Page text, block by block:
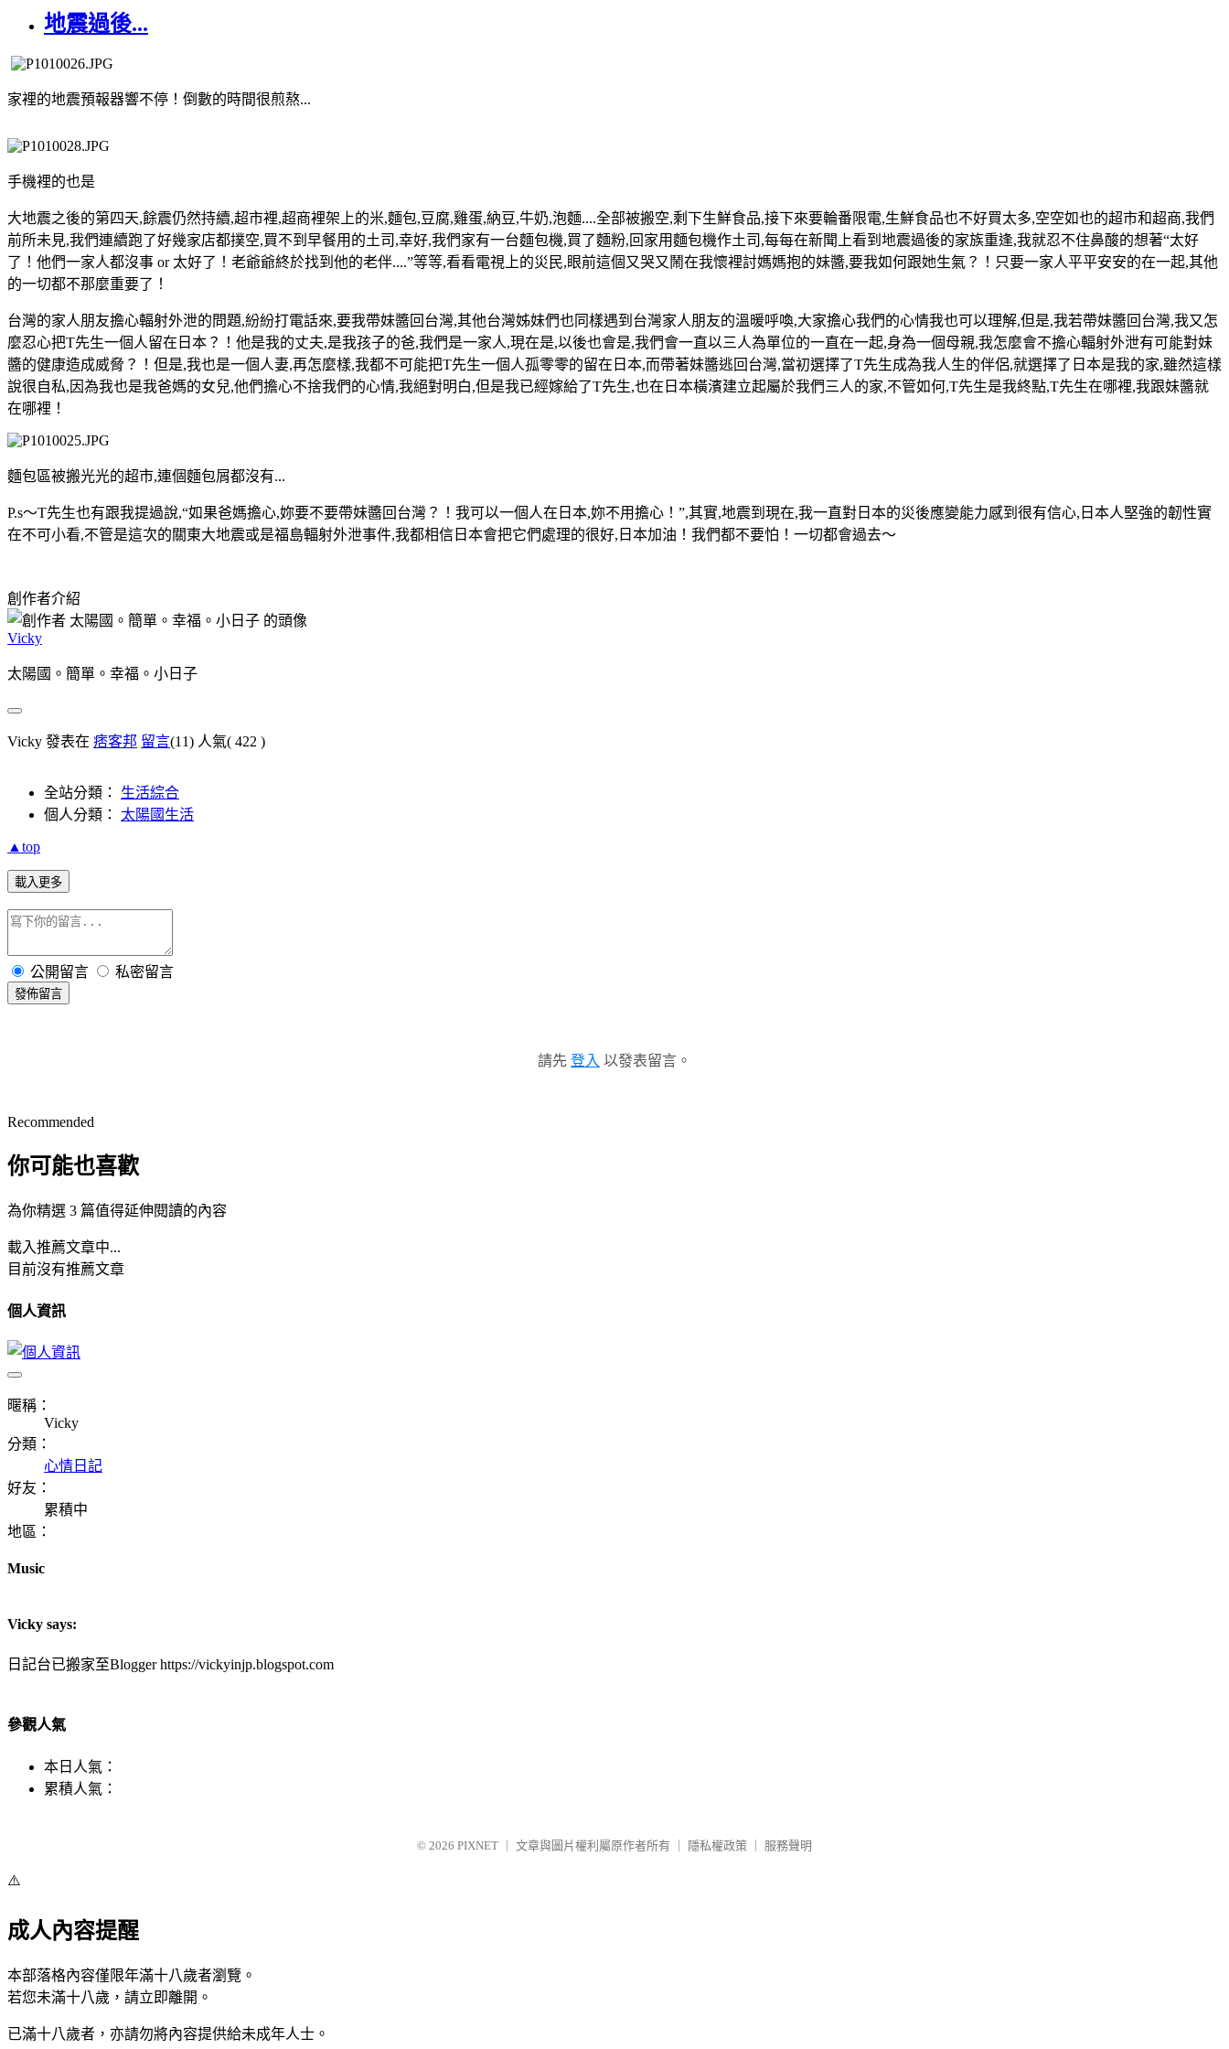
地震過後...
家裡的地震預報器響不停！倒數的時間很煎熬...
手機裡的也是
大地震之後的第四天,餘震仍然持續,超市裡,超商裡架上的米,麵包,豆腐,雞蛋,納豆,牛奶,泡麵....全部被搬空,剩下生鮮食品,接下來要輪番限電,生鮮食品也不好買太多,空空如也的超市和超商,我們
前所未見,我們連續跑了好幾家店都撲空,買不到早餐用的土司,幸好,我們家有一台麵包機,買了麵粉,回家用麵包機作土司,每每在新聞上看到地震過後的家族重逢,我就忍不住鼻酸的想著“太好
了！他們一家人都沒事 or 太好了！老爺爺終於找到他的老伴....”等等,看看電視上的災民,眼前這個又哭又鬧在我懷裡討媽媽抱的妹醬,要我如何跟她生氣？！只要一家人平平安安的在一起,其他
的一切都不那麼重要了！
台灣的家人朋友擔心輻射外泄的問題,紛紛打電話來,要我帶妹醬回台灣,其他台灣姊妹們也同樣遇到台灣家人朋友的溫暖呼喚,大家擔心我們的心情我也可以理解,但是,我若帶妹醬回台灣,我又怎
麼忍心把T先生一個人留在日本？！他是我的丈夫,是我孩子的爸,我們是一家人,現在是,以後也會是,我們會一直以三人為單位的一直在一起,身為一個母親,我怎麼會不擔心輻射外泄有可能對妹
醬的健康造成威脅？！但是,我也是一個人妻,再怎麼樣,我都不可能把T先生一個人孤零零的留在日本,而帶著妹醬逃回台灣,當初選擇了T先生成為我人生的伴侶,就選擇了日本是我的家,雖然這樣
說很自私,因為我也是我爸媽的女兒,他們擔心不捨我們的心情,我絕對明白,但是我已經嫁給了T先生,也在日本橫濱建立起屬於我們三人的家,不管如何,T先生是我終點,T先生在哪裡,我跟妹醬就
在哪裡！
麵包區被搬光光的超市,連個麵包屑都沒有...
P.s～T先生也有跟我提過說,“如果爸媽擔心,妳要不要帶妹醬回台灣？！我可以一個人在日本,妳不用擔心！”,其實,地震到現在,我一直對日本的災後應變能力感到很有信心,日本人堅強的韌性實
在不可小看,不管是這次的關東大地震或是福島輻射外泄事件,我都相信日本會把它們處理的很好,日本加油！我們都不要怕！一切都會過去～
創作者介紹
Vicky
太陽國。簡單。幸福。小日子
Vicky 發表在 痞客邦 留言(11) 人氣( 422 )
全站分類： 生活綜合
個人分類： 太陽國生活
▲top
載入更多
公開留言 私密留言
發佈留言
請先 登入 以發表留言。
Recommended
你可能也喜歡
為你精選 3 篇值得延伸閱讀的內容
載入推薦文章中...
目前沒有推薦文章
個人資訊
暱稱：
Vicky
分類：
心情日記
好友：
累積中
地區：
Music
Vicky says:
日記台已搬家至Blogger https://vickyinjp.blogspot.com
參觀人氣
本日人氣：
累積人氣：
© 2026 PIXNET 文章與圖片權利屬原作者所有 隱私權政策 服務聲明
⚠️
成人內容提醒
本部落格內容僅限年滿十八歲者瀏覽。
若您未滿十八歲，請立即離開。
已滿十八歲者，亦請勿將內容提供給未成年人士。